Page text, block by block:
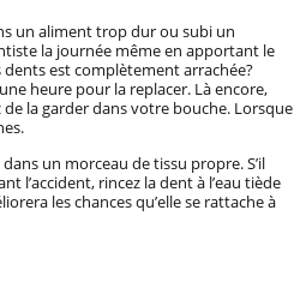
un aliment trop dur ou subi un
la journée même en apportant le
est complètement arrachée?
heure pour la replacer. Là encore,
la garder dans votre bouche. Lorsque
un morceau de tissu propre. S’il
l’accident, rincez la dent à l’eau tiède
les chances qu’elle se rattache à